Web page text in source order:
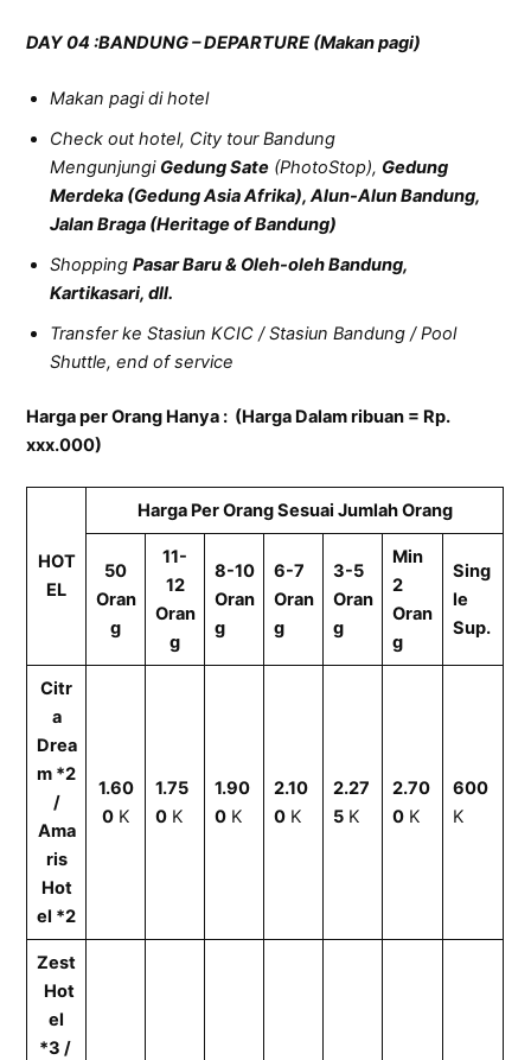
DAY 04 :BANDUNG – DEPARTURE (Makan pagi)
Makan pagi di hotel
Check out hotel, City tour Bandung
Mengunjungi Gedung Sate (PhotoStop), Gedung
Merdeka (Gedung Asia Afrika), Alun-Alun Bandung,
Jalan Braga (Heritage of Bandung)
ShoppingPasar Baru & Oleh-oleh Bandung,
Kartikasari, dll.
Transfer ke Stasiun KCIC / Stasiun Bandung / Pool
Shuttle, end of service
Harga per Orang Hanya : (Harga Dalam ribuan = Rp.
xxx.000)
HOT
EL
Harga Per Orang Sesuai Jumlah Orang
50
Oran
g
11-
12
Oran
g
8-10
Oran
g
6-7
Oran
g
3-5
Oran
g
Min
2
Oran
g
Sing
le
Sup.
Citr
a
Drea
m *2
/
Ama
ris
Hot
el *2
1.60
0K
1.75
0K
1.90
0K
2.10
0K
2.27
5K
2.70
0K
600
K
Zest
Hot
el
*3 /